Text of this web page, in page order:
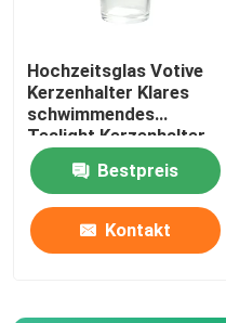
Hochzeitsglas Votive
Kerzenhalter Klares
schwimmendes
Tealight Kerzenhalter
Bestpreis
Kontakt